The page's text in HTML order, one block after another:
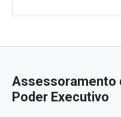
Assessoramento
Poder Executivo